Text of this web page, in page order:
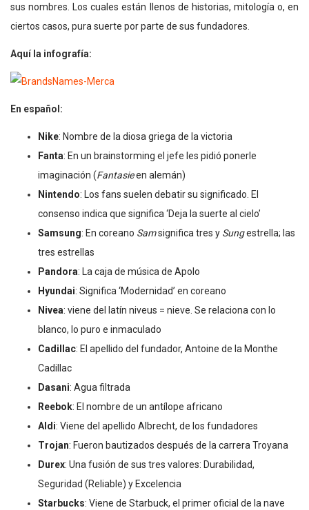
sus nombres. Los cuales están llenos de historias, mitología o, en
ciertos casos, pura suerte por parte de sus fundadores.
Aquí la infografía:
En español:
Nike: Nombre de la diosa griega de la victoria
Fanta: En un brainstorming el jefe les pidió ponerle
imaginación (Fantasieen alemán)
Nintendo: Los fans suelen debatir su significado. El
consenso indica que significa ‘Deja la suerte al cielo’
Samsung: En coreano Samsignifica tres y Sungestrella; las
tres estrellas
Pandora: La caja de música de Apolo
Hyundai: Significa ‘Modernidad’ en coreano
Nivea: viene del latín niveus = nieve. Se relaciona con lo
blanco, lo puro e inmaculado
Cadillac: El apellido del fundador, Antoine de la Monthe
Cadillac
Dasani: Agua filtrada
Reebok: El nombre de un antílope africano
Aldi: Viene del apellido Albrecht, de los fundadores
Trojan: Fueron bautizados después de la carrera Troyana
Durex: Una fusión de sus tres valores: Durabilidad,
Seguridad (Reliable) y Excelencia
Starbucks: Viene de Starbuck, el primer oficial de la nave